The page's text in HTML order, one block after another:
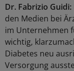
Dr. Fabrizio Guidi:
den Medien bei
im Unternehmen
wichtig,
Diabetes neu
Versorgung